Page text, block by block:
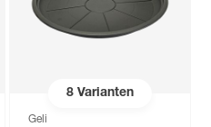
8Varianten
Geli